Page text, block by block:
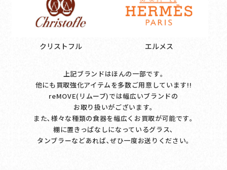
クリストフル エルメス
上記ブランドはほんの一部です｡
他にも買取強化アイテムを多数ご用意しています!!
reMOVE(リムーブ)では幅広いブランドの
お取り扱いがございます｡
また､様々な種類の食器を幅広くお買取が可能です｡
棚に置きっぱなしになっているグラス､
タンブラーなどあれば､ぜひ一度お送りください｡